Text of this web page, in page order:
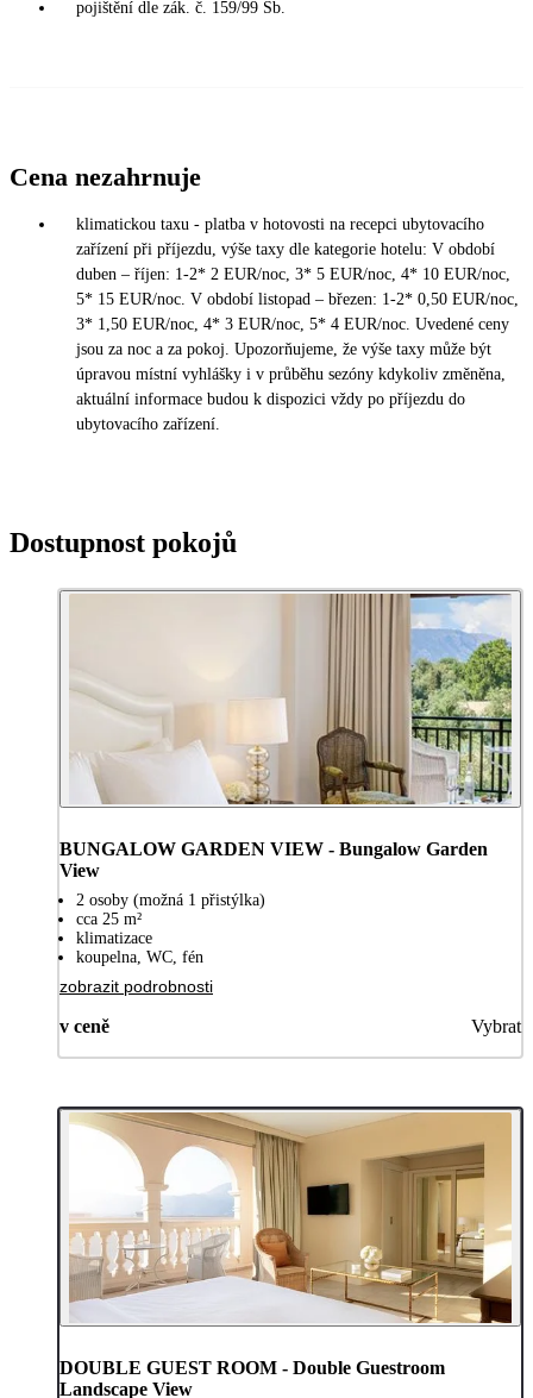
pojištění dle zák. č. 159/99 Sb.
Cena nezahrnuje
klimatickou taxu - platba v hotovosti na recepci ubytovacího
zařízení při příjezdu, výše taxy dle kategorie hotelu: V období
duben – říjen: 1-2* 2 EUR/noc, 3* 5 EUR/noc, 4* 10 EUR/noc,
5* 15 EUR/noc. V období listopad – březen: 1-2* 0,50 EUR/noc,
3* 1,50 EUR/noc, 4* 3 EUR/noc, 5* 4 EUR/noc. Uvedené ceny
jsou za noc a za pokoj. Upozorňujeme, že výše taxy může být
úpravou místní vyhlášky i v průběhu sezóny kdykoliv změněna,
aktuální informace budou k dispozici vždy po příjezdu do
ubytovacího zařízení.
Dostupnost pokojů
BUNGALOW GARDEN VIEW - Bungalow Garden
View
2 osoby (možná 1 přistýlka)
cca 25 m²
klimatizace
koupelna, WC, fén
zobrazit podrobnosti
v ceně Vybrat
DOUBLE GUEST ROOM - Double Guestroom
Landscape View